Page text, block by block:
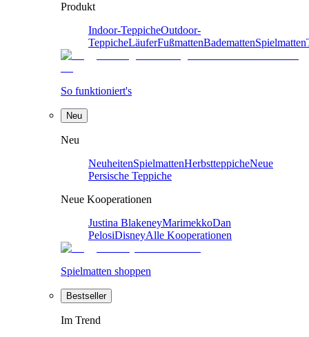
Produkt
Indoor-TeppicheOutdoor-
TeppicheLäuferFußmattenBademattenSpielmatten
So funktioniert's
Neu
Neu
NeuheitenSpielmattenHerbstteppicheNeue
Persische Teppiche
Neue Kooperationen
Justina BlakeneyMarimekkoDan
PelosiDisneyAlle Kooperationen
Spielmatten shoppen
Bestseller
Im Trend